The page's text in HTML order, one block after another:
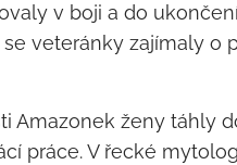
v boji a do
veteránky zajímaly o
Amazonek ženy táhly
práce. V řecké